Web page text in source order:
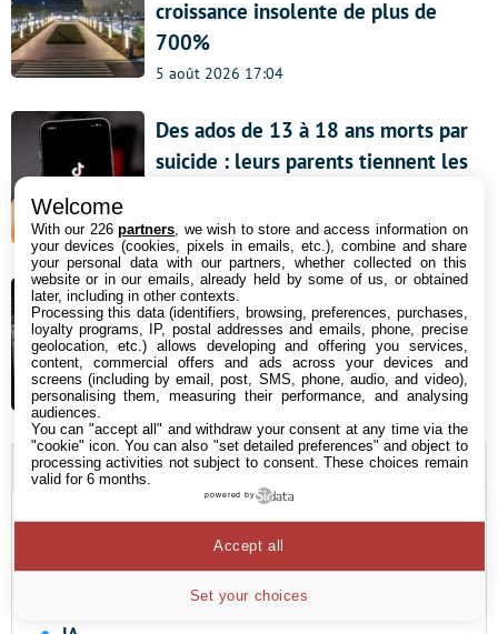
croissance insolente de plus de
700%
5 août 2026 17:04
Des ados de 13 à 18 ans morts par
suicide : leurs parents tiennent les
5 août 2026 08:17
Gigabyte augmente ses prix de
cartes graphiques de 20 à 40 %, un
revendeur annule des
précommandes
5 août 2026 07:09
🔥 Les Tendances
Prix RAM
Welcome
With our 226partners , we wish to store and access information on
your devices (cookies, pixels in emails, etc.), combine and share
your personal data with our partners, whether collected on this
website or in our emails, already held by some of us, or obtained
later, including in other contexts.
Processing this data (identifiers, browsing, preferences, purchases,
loyalty programs, IP, postal addresses and emails, phone, precise
geolocation, etc.) allows developing and offering you services,
content, commercial offers and ads across your devices and
screens (including by email, post, SMS, phone, audio, and video),
personalising them, measuring their performance, and analysing
audiences.
You can "accept all" and withdraw your consent at any time via the
"cookie" icon. You can also "set detailed preferences" and object to
processing activities not subject to consent. These choices remain
valid for 6 months.
powered by
Set your choices
Accept all